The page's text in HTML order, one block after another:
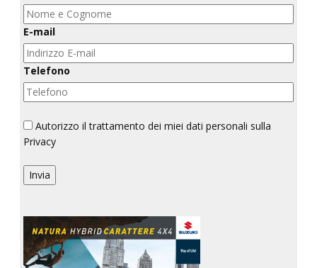
E-mail
Telefono
Autorizzo il trattamento dei miei dati personali sulla
Privacy